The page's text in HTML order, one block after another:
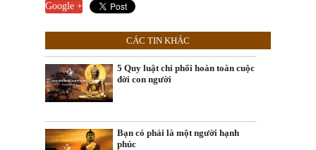
Google +
CÁC TIN KHÁC
5 Quy luật chi phối hoàn toàn cuộc
đời con người
Bạn có phải là một người hạnh
phúc